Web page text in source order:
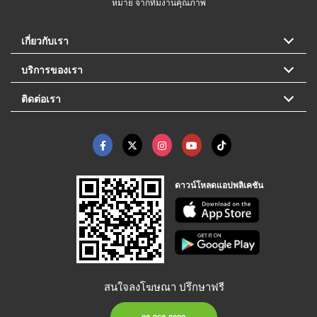
เกี่ยวกับเรา
บริการของเรา
ติดต่อเรา
ดาวน์โหลดแอปพลิเคชัน
สนใจลงโฆษณา ปรึกษาฟรี